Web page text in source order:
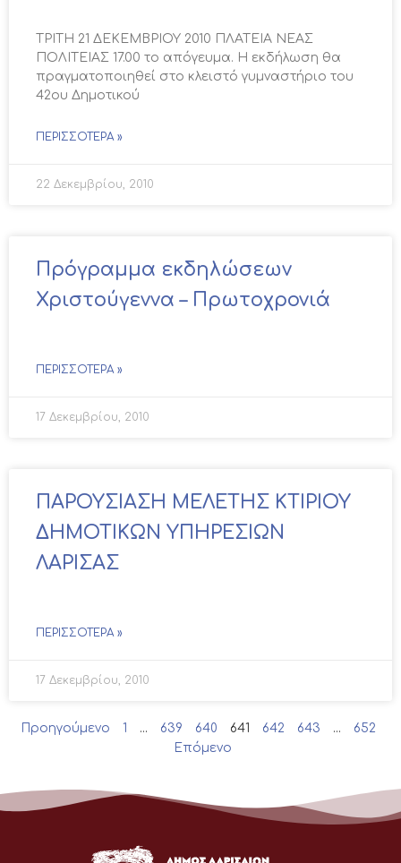
ΤΡΙΤΗ 21 ΔΕΚΕΜΒΡΙΟΥ 2010 ΠΛΑΤΕΙΑ ΝΕΑΣ
ΠΟΛΙΤΕΙΑΣ 17.00 το απόγευμα. Η εκδήλωση θα
πραγματοποιηθεί στο κλειστό γυμναστήριο του
42ου Δημοτικού
ΠΕΡΙΣΣΌΤΕΡΑ »
22 Δεκεμβρίου, 2010
Πρόγραμμα εκδηλώσεων
Χριστούγεννα – Πρωτοχρονιά
ΠΕΡΙΣΣΌΤΕΡΑ »
17 Δεκεμβρίου, 2010
ΠΑΡΟΥΣΙΑΣΗ ΜΕΛΕΤΗΣ ΚΤΙΡΙΟΥ
ΔΗΜΟΤΙΚΩΝ ΥΠΗΡΕΣΙΩΝ
ΛΑΡΙΣΑΣ
ΠΕΡΙΣΣΌΤΕΡΑ »
17 Δεκεμβρίου, 2010
Προηγούμενο 1 … 639 640 641 642 643 …
652
Επόμενο